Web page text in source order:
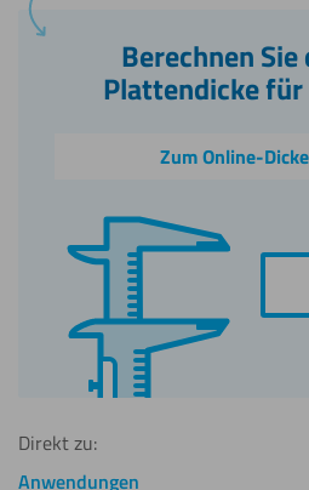
Berechnen
Plattendicke
Zum Online-
Direkt zu:
Anwendungen